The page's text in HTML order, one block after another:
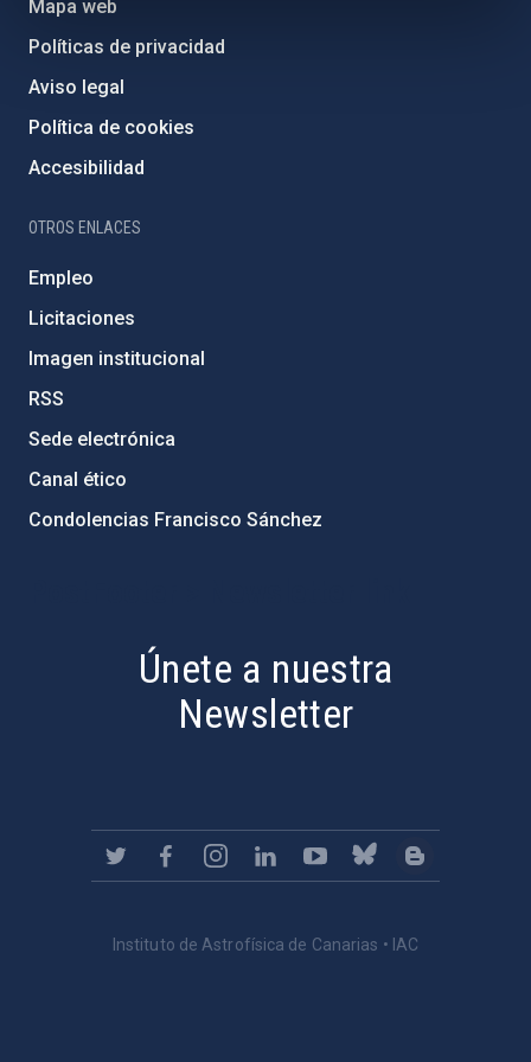
Mapa web
Políticas de privacidad
Aviso legal
Política de cookies
Accesibilidad
OTROS ENLACES
Empleo
Licitaciones
Imagen institucional
RSS
Sede electrónica
Canal ético
Condolencias Francisco Sánchez
Únete a nuestra
Newsletter
Instituto de Astrofísica de Canarias • IAC